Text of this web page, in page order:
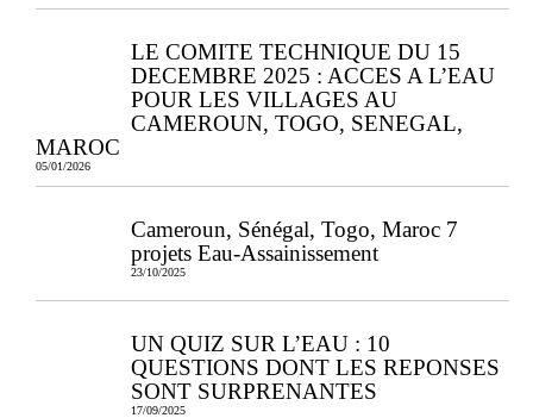
LE COMITE TECHNIQUE DU 15
DECEMBRE 2025 : ACCES A L’EAU
POUR LES VILLAGES AU
CAMEROUN, TOGO, SENEGAL,
MAROC
05/01/2026
Cameroun, Sénégal, Togo, Maroc 7
projets Eau-Assainissement
23/10/2025
UN QUIZ SUR L’EAU : 10
QUESTIONS DONT LES REPONSES
SONT SURPRENANTES
17/09/2025